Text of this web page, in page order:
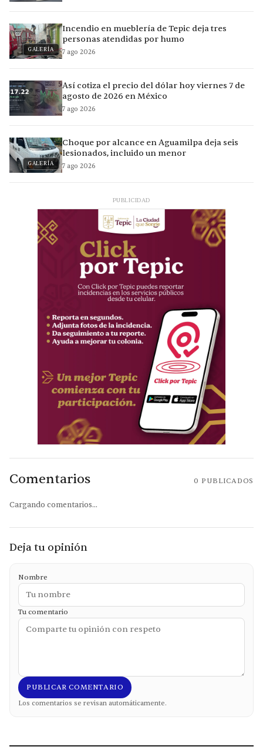
GALERÍA
Incendio en mueblería de Tepic deja tres
personas atendidas por humo
7 ago 2026
Así cotiza el precio del dólar hoy viernes 7 de
agosto de 2026 en México
7 ago 2026
GALERÍA
Choque por alcance en Aguamilpa deja seis
lesionados, incluido un menor
7 ago 2026
PUBLICIDAD
Comentarios 0 PUBLICADOS
Cargando comentarios...
Deja tu opinión
Nombre
Tu comentario
PUBLICAR COMENTARIO
Los comentarios se revisan automáticamente.